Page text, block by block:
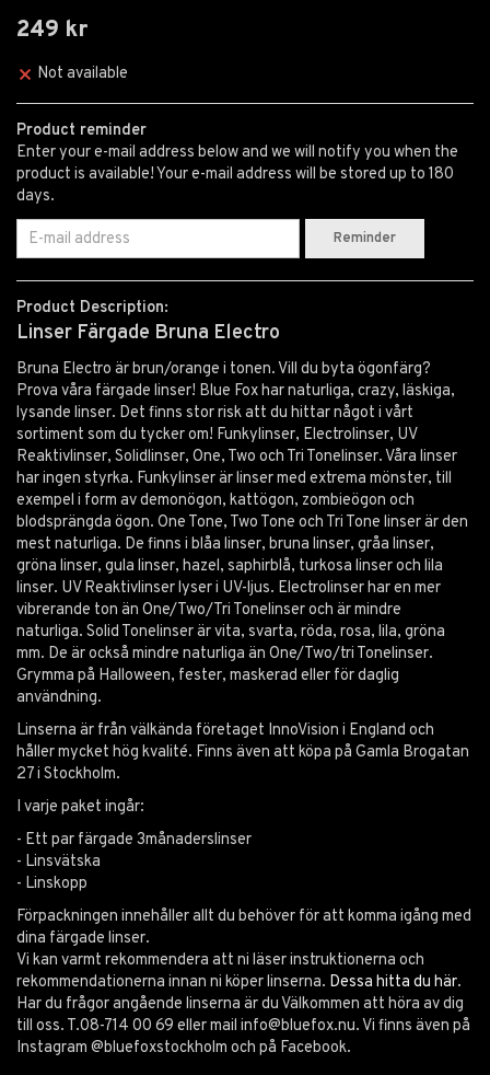
249 kr
Not available
Product reminder
Enter your e-mail address below and we will notify you when the
product is available! Your e-mail address will be stored up to 180
days.
Reminder
Product Description:
Linser Färgade Bruna Electro
Bruna Electro är brun/orange i tonen. Vill du byta ögonfärg?
Prova våra färgade linser! Blue Fox har naturliga, crazy, läskiga,
lysande linser. Det finns stor risk att du hittar något i vårt
sortiment som du tycker om! Funkylinser, Electrolinser, UV
Reaktivlinser, Solidlinser, One, Two och Tri Tonelinser. Våra linser
har ingen styrka. Funkylinser är linser med extrema mönster, till
exempel i form av demonögon, kattögon, zombieögon och
blodsprängda ögon. One Tone, Two Tone och Tri Tone linser är den
mest naturliga. De finns i blåa linser, bruna linser, gråa linser,
gröna linser, gula linser, hazel, saphirblå, turkosa linser och lila
linser. UV Reaktivlinser lyser i UV-ljus. Electrolinser har en mer
vibrerande ton än One/Two/Tri Tonelinser och är mindre
naturliga. Solid Tonelinser är vita, svarta, röda, rosa, lila, gröna
mm. De är också mindre naturliga än One/Two/tri Tonelinser.
Grymma på Halloween, fester, maskerad eller för daglig
användning.
Linserna är från välkända företaget InnoVision i England och
håller mycket hög kvalité. Finns även att köpa på Gamla Brogatan
27 i Stockholm.
I varje paket ingår:
- Ett par färgade 3månaderslinser
- Linsvätska
- Linskopp
Förpackningen innehåller allt du behöver för att komma igång med
dina färgade linser.
Vi kan varmt rekommendera att ni läser instruktionerna och
rekommendationerna innan ni köper linserna. Dessa hitta du här.
Har du frågor angående linserna är du Välkommen att höra av dig
till oss. T.08-714 00 69 eller mail info@bluefox.nu. Vi finns även på
Instagram @bluefoxstockholm och på Facebook.